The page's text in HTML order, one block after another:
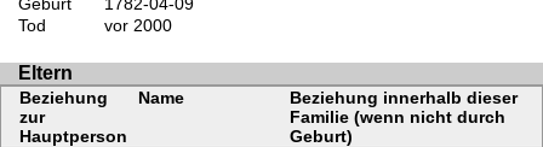
Geburt
1782-04-09
Tod
vor 2000
Eltern
Beziehung
zur
Hauptperson
Name
Beziehung innerhalb dieser
Familie (wenn nicht durch
Geburt)